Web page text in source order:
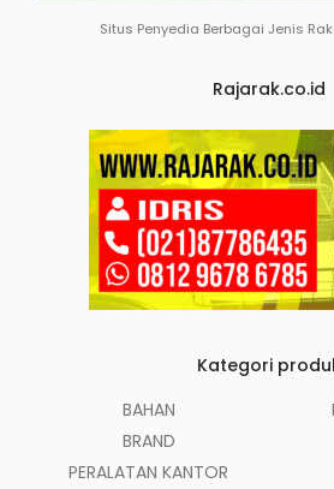
Situs Penyedia Berbagai Jenis Rak
Rajarak.co.id
Kategori
BAHAN
BRAND
PERALATAN KANTOR